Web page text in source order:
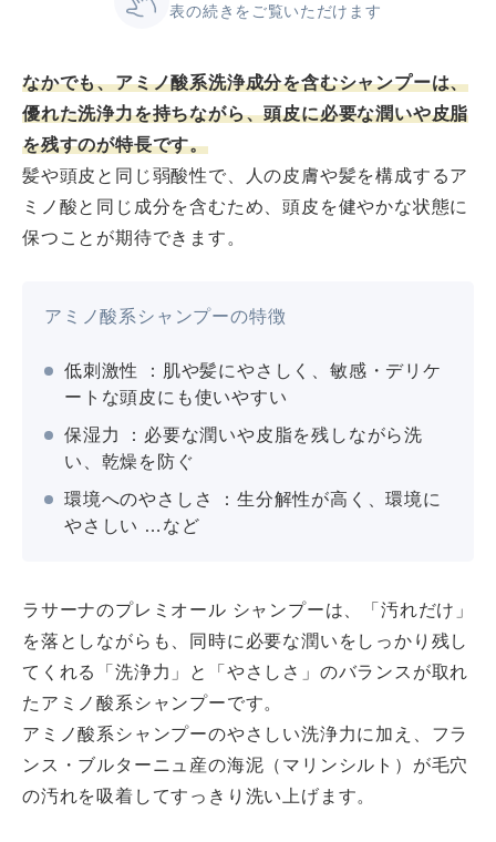
表の続きをご覧いただけます
なかでも、アミノ酸系洗浄成分を含むシャンプーは、
優れた洗浄力を持ちながら、頭皮に必要な潤いや皮脂
を残すのが特長です。
髪や頭皮と同じ弱酸性で、人の皮膚や髪を構成するア
ミノ酸と同じ成分を含むため、頭皮を健やかな状態に
保つことが期待できます。
アミノ酸系シャンプーの特徴
低刺激性 ：肌や髪にやさしく、敏感・デリケ
ートな頭皮にも使いやすい
保湿力 ：必要な潤いや皮脂を残しながら洗
い、乾燥を防ぐ
環境へのやさしさ ：生分解性が高く、環境に
やさしい …など
ラサーナのプレミオール シャンプーは、「汚れだけ」
を落としながらも、同時に必要な潤いをしっかり残し
てくれる「洗浄力」と「やさしさ」のバランスが取れ
たアミノ酸系シャンプーです。
アミノ酸系シャンプーのやさしい洗浄力に加え、フラ
ンス・ブルターニュ産の海泥（マリンシルト）が毛穴
の汚れを吸着してすっきり洗い上げます。